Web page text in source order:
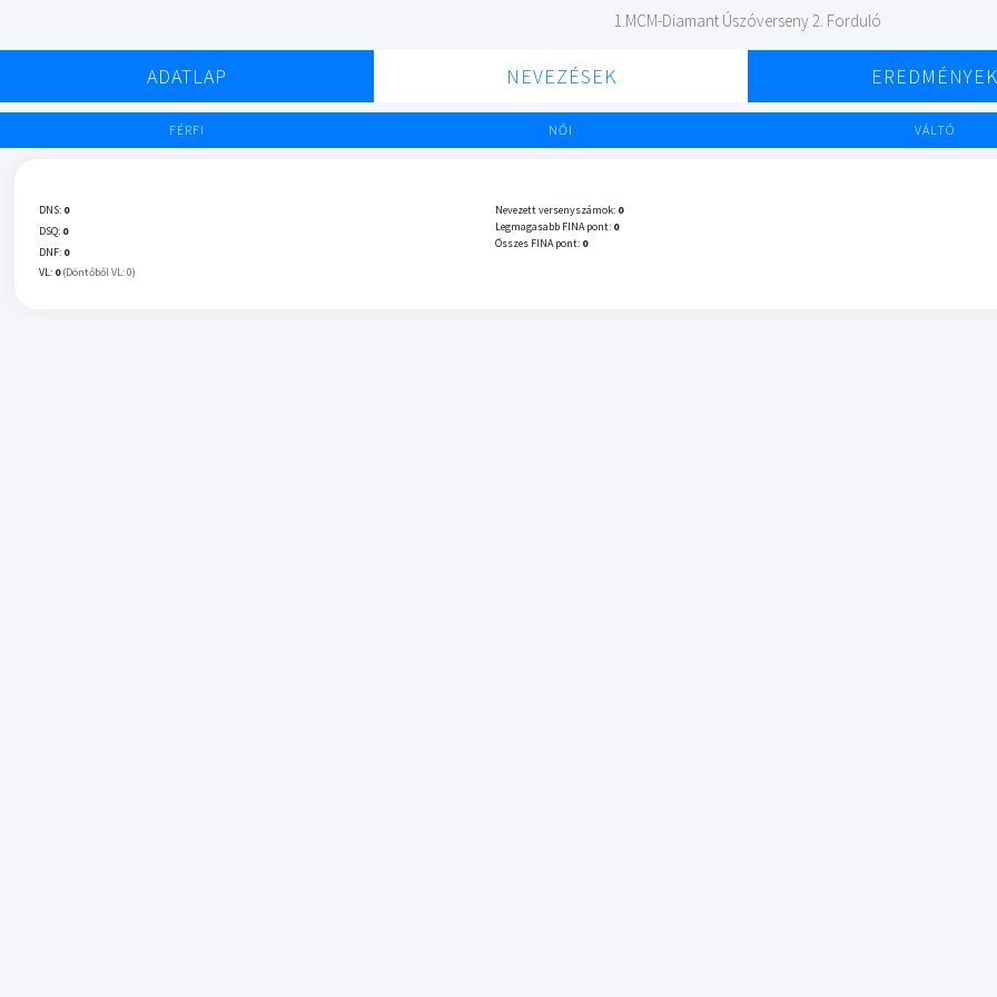
1.MCM-Diamant Úszóverseny 2. Forduló
ADATLAP NEVEZÉSEK EREDMÉNYEK
FÉRFI NŐI VÁLTÓ
DNS: 0
DSQ: 0
DNF: 0
VL: 0 (Döntőből VL: 0)
Nevezett versenyszámok: 0
Legmagasabb FINA pont: 0
Összes FINA pont: 0